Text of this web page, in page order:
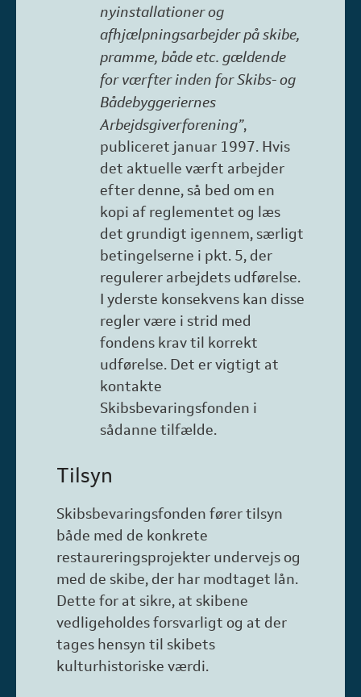
nyinstallationer og
afhjælpningsarbejder på skibe,
pramme, både etc. gældende
for værfter inden for Skibs- og
Bådebyggeriernes
Arbejdsgiverforening”,
publiceret januar 1997. Hvis
det aktuelle værft arbejder
efter denne, så bed om en
kopi af reglementet og læs
det grundigt igennem, særligt
betingelserne i pkt. 5, der
regulerer arbejdets udførelse.
I yderste konsekvens kan disse
regler være i strid med
fondens krav til korrekt
udførelse. Det er vigtigt at
kontakte
Skibsbevaringsfonden i
sådanne tilfælde.
Tilsyn
Skibsbevaringsfonden fører tilsyn
både med de konkrete
restaureringsprojekter undervejs og
med de skibe, der har modtaget lån.
Dette for at sikre, at skibene
vedligeholdes forsvarligt og at der
tages hensyn til skibets
kulturhistoriske værdi.